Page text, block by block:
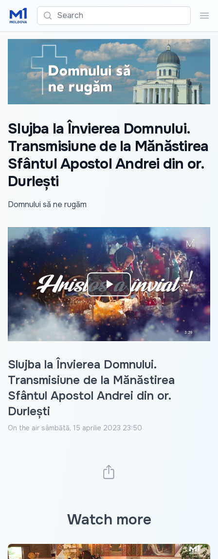
Search
Slujba la Învierea Domnului.
Transmisiune de la Mănăstirea
Sfântul Apostol Andrei din or.
Durlești
Domnului să ne rugăm
Play
Video
Slujba la Învierea Domnului.
Transmisiune de la Mănăstirea
Sfântul Apostol Andrei din or.
Durlești
On the air sâmbătă, 15 aprilie 2023 23:50
Watch more